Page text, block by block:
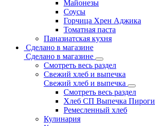
Майонезы
Соусы
Горчица Хрен Аджика
Томатная паста
Паназиатская кухня
Сделано в магазине
Сделано в магазине
Смотреть весь раздел
Свежий хлеб и выпечка
Свежий хлеб и выпечка
Смотреть весь раздел
Хлеб СП Выпечка Пироги
Ремесленный хлеб
Кулинария